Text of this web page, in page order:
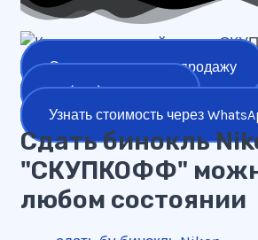
Оставить заявку на продажу
+7 (977) 777-25-24
Узнать стоимость через
Сдать бинокль
"СКУПКОФФ"
любом состоянии